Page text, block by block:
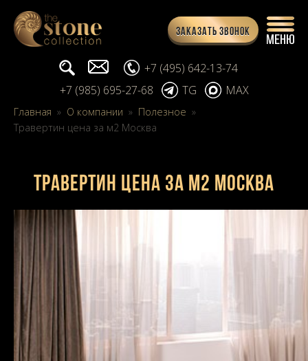
Заказать звонок
Поиск... info@stone-collection.ru
+7 (495) 642-13-74
+7 (985) 695-27-68
TG MAX
Главная » О компании » Полезное »
Травертин цена за м2 Москва
Травертин цена за м2 Москва